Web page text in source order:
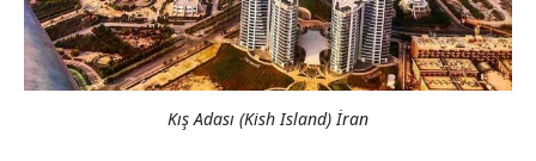
Kış Adası (Kish Island) İran